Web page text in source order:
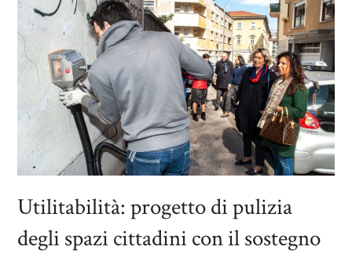
Utilitabilità: progetto di pulizia
degli spazi cittadini con il sostegno